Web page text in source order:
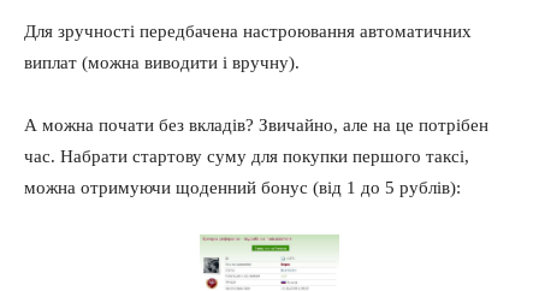
Для зручності передбачена настроювання автоматичних
виплат (можна виводити і вручну).
А можна почати без вкладів? Звичайно, але на це потрібен
час. Набрати стартову суму для покупки першого таксі,
можна отримуючи щоденний бонус (від 1 до 5 рублів):